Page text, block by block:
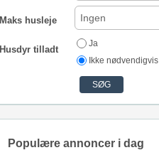
Maks husleje Ingen
Husdyr tilladt
Ja
Ikke nødvendigvis
Populære annoncer i dag